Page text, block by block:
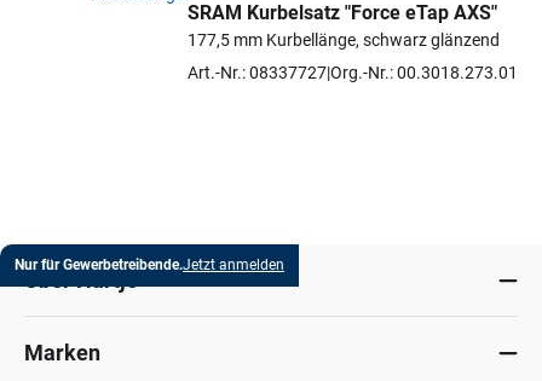
Artikel auswählen
SRAM Kurbelsatz "Force eTap AXS"
177,5 mm Kurbellänge, schwarz glänzend
Art.-Nr.: 08337727Org.-Nr.: 00.3018.273.011
Nur für Gewerbetreibende.Jetzt anmelden
Marken